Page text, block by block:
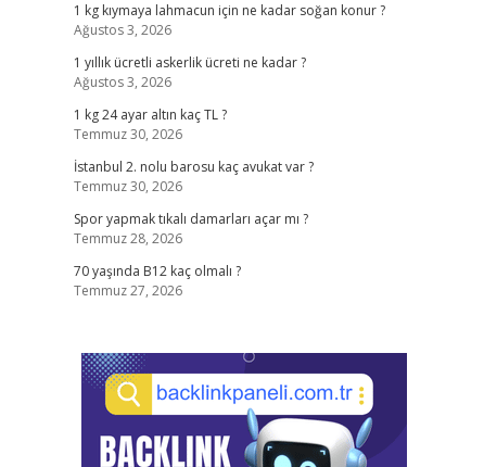
1 kg kıymaya lahmacun için ne kadar soğan konur ?
Ağustos 3, 2026
1 yıllık ücretli askerlik ücreti ne kadar ?
Ağustos 3, 2026
1 kg 24 ayar altın kaç TL ?
Temmuz 30, 2026
İstanbul 2. nolu barosu kaç avukat var ?
Temmuz 30, 2026
Spor yapmak tıkalı damarları açar mı ?
Temmuz 28, 2026
70 yaşında B12 kaç olmalı ?
Temmuz 27, 2026